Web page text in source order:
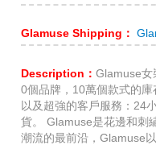
Glamuse Shipping：
Description： Glamuse女
0個品牌，10萬個款式的
以及超強的客戶服務：24
貨。 Glamuse是花邊和刺
潮流的最前沿，Glamuse